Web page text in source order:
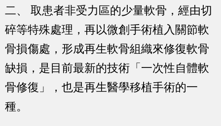
二、 取患者非受力區的少量軟骨，經由切
碎等特殊處理，再以微創手術植入關節軟
骨損傷處，形成再生軟骨組織來修復軟骨
缺損，是目前最新的技術「一次性自體軟
骨修復」，也是再生醫學移植手術的一
種。